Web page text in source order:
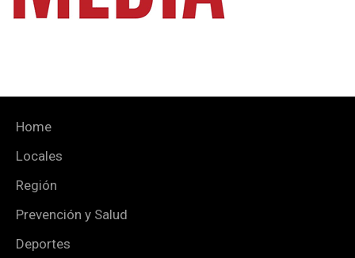
Home
Locales
Región
Prevención y Salud
Deportes